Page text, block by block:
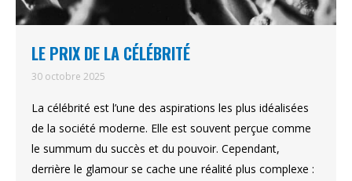
LE PRIX DE LA CÉLÉBRITÉ
30 octobre 2025
La célébrité est l’une des aspirations les plus idéalisées
de la société moderne. Elle est souvent perçue comme
le summum du succès et du pouvoir. Cependant,
derrière le glamour se cache une réalité plus complexe :